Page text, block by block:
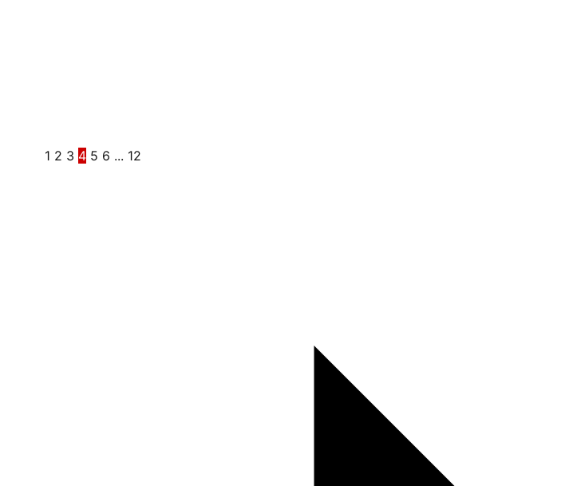
1 2 3 4 5 6 ... 12